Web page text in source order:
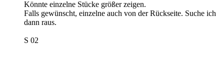
Könnte einzelne Stücke größer zeigen.
Falls gewünscht, einzelne auch von der Rückseite. Suche ich
dann raus.
S 02